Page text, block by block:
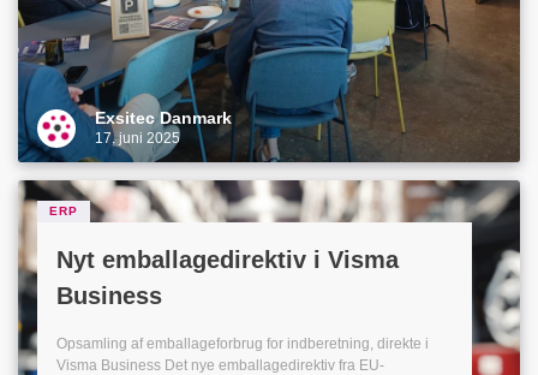
Exsitec Danmark
17. juni 2025
ERP
Nyt emballagedirektiv i Visma
Business
Opsamling af emballageforbrug for indberetning, direkte i
Visma Business Det nye emballagedirektiv fra EU-